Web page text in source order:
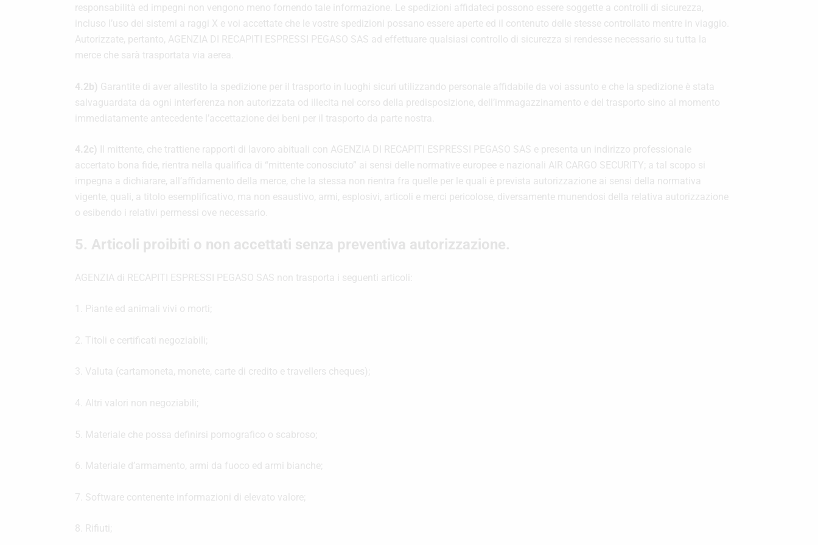
responsabilità ed impegni non vengono meno fornendo tale informazione. Le spedizioni affidateci possono essere soggette a controlli di sicurezza,
incluso l’uso dei sistemi a raggi X e voi accettate che le vostre spedizioni possano essere aperte ed il contenuto delle stesse controllato mentre in viaggio.
Autorizzate, pertanto, AGENZIA DI RECAPITI ESPRESSI PEGASO SAS ad effettuare qualsiasi controllo di sicurezza si rendesse necessario su tutta la
merce che sarà trasportata via aerea.
4.2b) Garantite di aver allestito la spedizione per il trasporto in luoghi sicuri utilizzando personale affidabile da voi assunto e che la spedizione è stata
salvaguardata da ogni interferenza non autorizzata od illecita nel corso della predisposizione, dell’immagazzinamento e del trasporto sino al momento
immediatamente antecedente l’accettazione dei beni per il trasporto da parte nostra.
4.2c) Il mittente, che trattiene rapporti di lavoro abituali con AGENZIA DI RECAPITI ESPRESSI PEGASO SAS e presenta un indirizzo professionale
accertato bona fide, rientra nella qualifica di “mittente conosciuto” ai sensi delle normative europee e nazionali AIR CARGO SECURITY; a tal scopo si
impegna a dichiarare, all’affidamento della merce, che la stessa non rientra fra quelle per le quali è prevista autorizzazione ai sensi della normativa
vigente, quali, a titolo esemplificativo, ma non esaustivo, armi, esplosivi, articoli e merci pericolose, diversamente munendosi della relativa autorizzazione
o esibendo i relativi permessi ove necessario.
5. Articoli proibiti o non accettati senza preventiva autorizzazione.
AGENZIA di RECAPITI ESPRESSI PEGASO SAS non trasporta i seguenti articoli:
1. Piante ed animali vivi o morti;
2. Titoli e certificati negoziabili;
3. Valuta (cartamoneta, monete, carte di credito e travellers cheques);
4. Altri valori non negoziabili;
5. Materiale che possa definirsi pornografico o scabroso;
6. Materiale d’armamento, armi da fuoco ed armi bianche;
7. Software contenente informazioni di elevato valore;
8. Rifiuti;